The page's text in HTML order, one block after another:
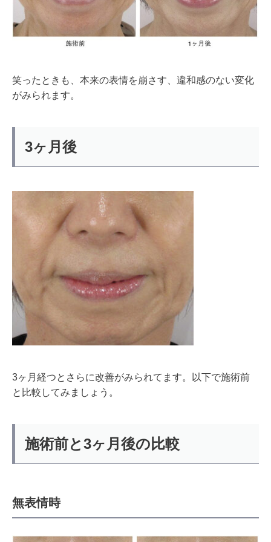
笑ったときも、本来の表情を崩さす、違和感のない変化
がみられます。
3ヶ月後
3ヶ月経つとさらに改善がみられてます。以下で施術前
と比較してみましょう。
施術前と3ヶ月後の比較
無表情時